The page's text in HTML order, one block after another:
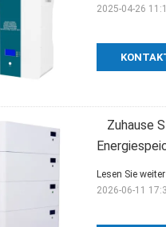
2025-04-26
Zuhause
Lesen Sie weiter
2026-06-11